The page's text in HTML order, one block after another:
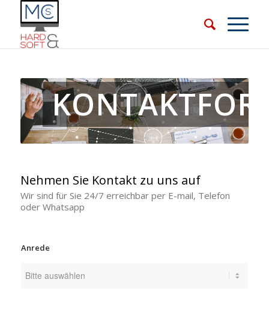
Nehmen Sie Kontakt zu uns auf
Wir sind für Sie 24/7 erreichbar per E-mail, Telefon
oder Whatsapp
Anrede